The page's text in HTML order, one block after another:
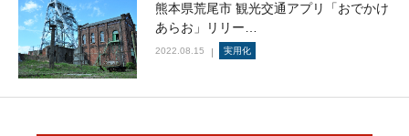
熊本県荒尾市 観光交通アプリ「おでかけ
あらお」リリー…
2022.08.15 実用化